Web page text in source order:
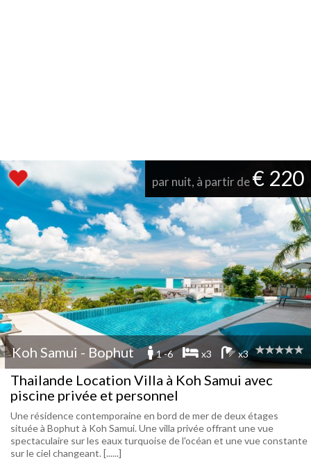
par nuit, à partir de€ 220
Koh Samui - Bophut 1 -6 x3 x3
Thailande Location Villa à Koh Samui avec
piscine privée et personnel
Une résidence contemporaine en bord de mer de deux étages
située à Bophut à Koh Samui. Une villa privée offrant une vue
spectaculaire sur les eaux turquoise de l'océan et une vue constante
sur le ciel changeant. [......]